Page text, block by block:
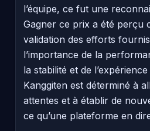
l’équipe, ce fut une
Gagner ce prix a été perçu
validation des efforts
l’importance de la
la stabilité et de
Kanggiten est déterminé à
attentes et à établir de
ce qu’une plateforme en